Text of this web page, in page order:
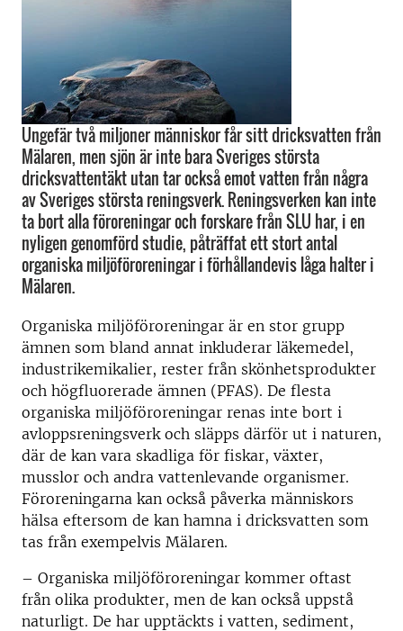
Ungefär två miljoner människor får sitt dricksvatten från
Mälaren, men sjön är inte bara Sveriges största
dricksvattentäkt utan tar också emot vatten från några
av Sveriges största reningsverk. Reningsverken kan inte
ta bort alla föroreningar och forskare från SLU har, i en
nyligen genomförd studie, påträffat ett stort antal
organiska miljöföroreningar i förhållandevis låga halter i
Mälaren.
Organiska miljöföroreningar är en stor grupp
ämnen som bland annat inkluderar läkemedel,
industrikemikalier, rester från skönhetsprodukter
och högfluorerade ämnen (PFAS). De flesta
organiska miljöföroreningar renas inte bort i
avloppsreningsverk och släpps därför ut i naturen,
där de kan vara skadliga för fiskar, växter,
musslor och andra vattenlevande organismer.
Föroreningarna kan också påverka människors
hälsa eftersom de kan hamna i dricksvatten som
tas från exempelvis Mälaren.
– Organiska miljöföroreningar kommer oftast
från olika produkter, men de kan också uppstå
naturligt. De har upptäckts i vatten, sediment,